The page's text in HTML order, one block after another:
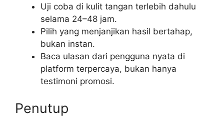
Uji coba di kulit tangan terlebih dahulu
selama 24–48 jam.
Pilih yang menjanjikan hasil bertahap,
bukan instan.
Baca ulasan dari pengguna nyata di
platform terpercaya, bukan hanya
testimoni promosi.
Penutup